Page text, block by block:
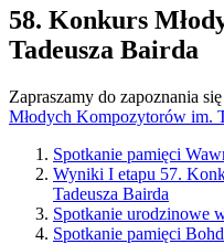
58. Konkurs
Tadeusza Bairda
Zapraszamy do zapoznania
Młodych Kompozytorów im.
Spotkanie pamięci
Wyniki I etapu 57.
Tadeusza Bairda
Spotkanie urodzinowe
Spotkanie pamięci